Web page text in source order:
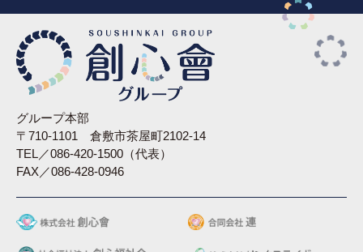
グループ本部
〒710-1101 倉敷市茶屋町2102-14
TEL／086-420-1500（代表）
FAX／086-428-0946